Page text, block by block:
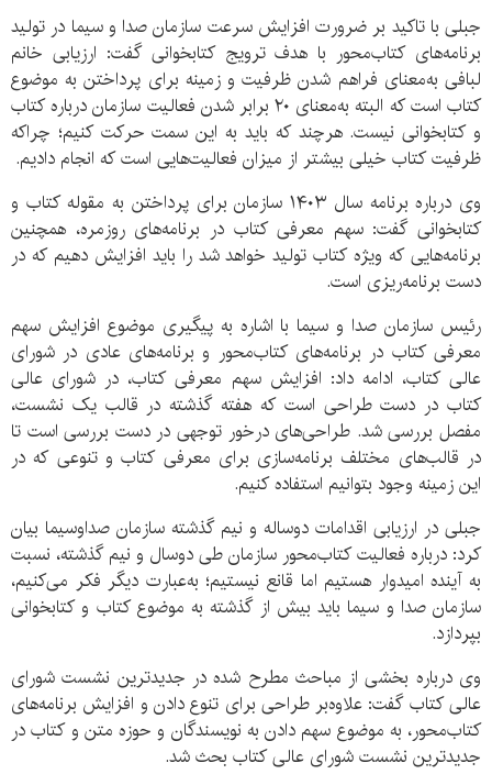
جبلی با تاکید بر ضرورت افزایش سرعت سازمان صدا و سیما در تولید
برنامه‌های کتاب‌محور با هدف ترویج کتابخوانی گفت: ارزیابی خانم
لبافی به‌معنای فراهم شدن ظرفیت و زمینه برای پرداختن به موضوع
کتاب است که البته به‌معنای ۲۰ برابر شدن فعالیت سازمان درباره کتاب
و کتابخوانی نیست. هرچند که باید به این سمت حرکت کنیم؛ چراکه
ظرفیت کتاب خیلی بیشتر از میزان فعالیت‌هایی است که انجام دادیم.
وی درباره برنامه سال ۱۴۰۳ سازمان برای پرداختن به مقوله کتاب و
کتابخوانی گفت: سهم معرفی کتاب در برنامه‌های روزمره، همچنین
برنامه‌هایی که ویژه کتاب تولید خواهد شد را باید افزایش دهیم که در
دست برنامه‌ریزی است.
رئیس سازمان صدا و سیما با اشاره به پیگیری موضوع افزایش سهم
معرفی کتاب در برنامه‌های کتاب‌محور و برنامه‌های عادی در شورای
عالی کتاب، ادامه داد: افزایش سهم معرفی کتاب، در شورای عالی
کتاب در دست طراحی است که هفته گذشته در قالب یک نشست،
مفصل بررسی شد. طراحی‌های درخور توجهی در دست بررسی است تا
در قالب‌های مختلف برنامه‌سازی برای معرفی کتاب و تنوعی که در
این زمینه وجود بتوانیم استفاده کنیم.
جبلی در ارزیابی اقدامات دوساله و نیم گذشته سازمان صداوسیما بیان
کرد: درباره فعالیت کتاب‌محور سازمان طی دوسال و نیم گذشته، نسبت
به آینده امیدوار هستیم اما قانع نیستیم؛ به‌عبارت دیگر فکر می‌کنیم،
سازمان صدا و سیما باید بیش از گذشته به موضوع کتاب و کتابخوانی
بپردازد.
وی درباره بخشی از مباحث مطرح شده در جدیدترین نشست شورای
عالی کتاب گفت: علاوه‌بر طراحی برای تنوع دادن و افزایش برنامه‌های
کتاب‌محور، به موضوع سهم دادن به نویسندگان و حوزه متن و کتاب در
جدیدترین نشست شورای عالی کتاب بحث شد.